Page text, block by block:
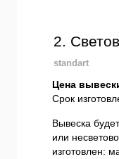
Вывеска
или
изготовлен:
2.
standart
Цена
Срок